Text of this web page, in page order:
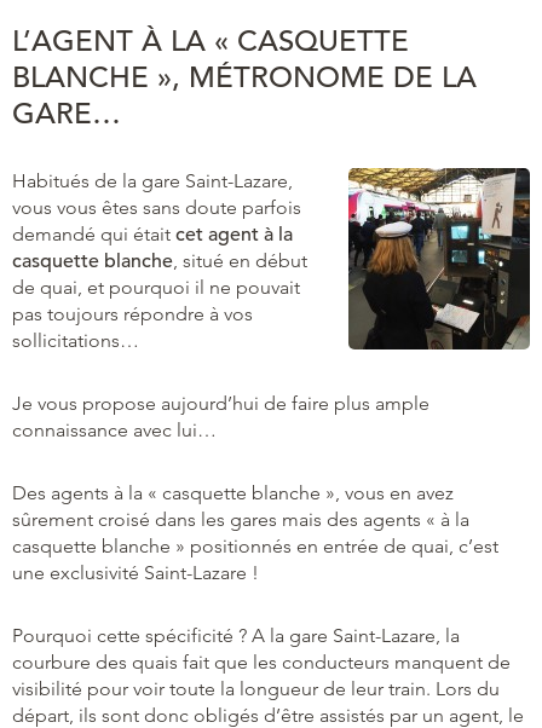
L’AGENT À LA « CASQUETTE
BLANCHE », MÉTRONOME DE LA
GARE…
Habitués de la gare Saint-Lazare,
vous vous êtes sans doute parfois
demandé qui était cet agent à la
casquette blanche , situé en début
de quai, et pourquoi il ne pouvait
pas toujours répondre à vos
sollicitations…
Je vous propose aujourd’hui de faire plus ample
connaissance avec lui…
Des agents à la « casquette blanche », vous en avez
sûrement croisé dans les gares mais des agents « à la
casquette blanche » positionnés en entrée de quai, c’est
une exclusivité Saint-Lazare !
Pourquoi cette spécificité ? A la gare Saint-Lazare, la
courbure des quais fait que les conducteurs manquent de
visibilité pour voir toute la longueur de leur train. Lors du
départ, ils sont donc obligés d’être assistés par un agent, le